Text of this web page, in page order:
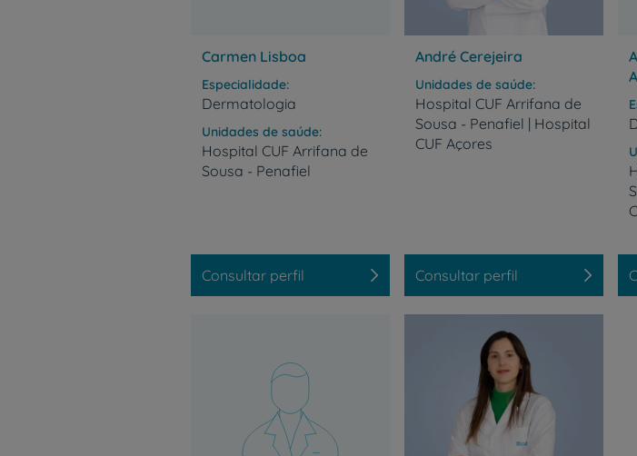
Prevenção e
Grandes
Serviços
Plano +CUF
My CUF
Clientes e
Carmen Lisboa
Especialidade
Dermatologia
Unidades de saúde
Hospital CUF Arrifana de
Sousa - Penafiel
Consultar perfil
André Cerejeira
Unidades de saúde
Hospital CUF Arrifana de
Sousa - Penafiel | Hospital
CUF Açores
Consultar perfil